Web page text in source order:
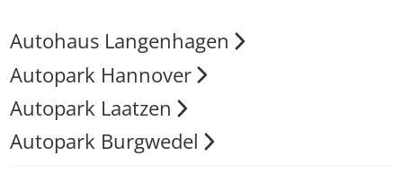
Autohaus Langenhagen
Autopark Hannover
Autopark Laatzen
Autopark Burgwedel